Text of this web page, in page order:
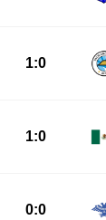
1:0
1:0
0:0